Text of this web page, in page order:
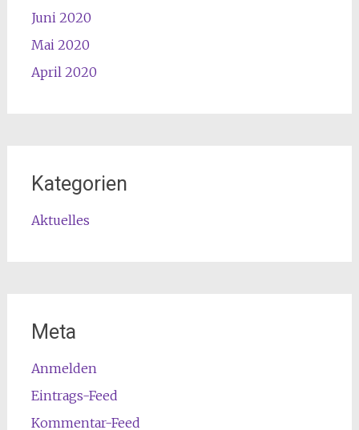
Juni 2020
Mai 2020
April 2020
Kategorien
Aktuelles
Meta
Anmelden
Eintrags-Feed
Kommentar-Feed